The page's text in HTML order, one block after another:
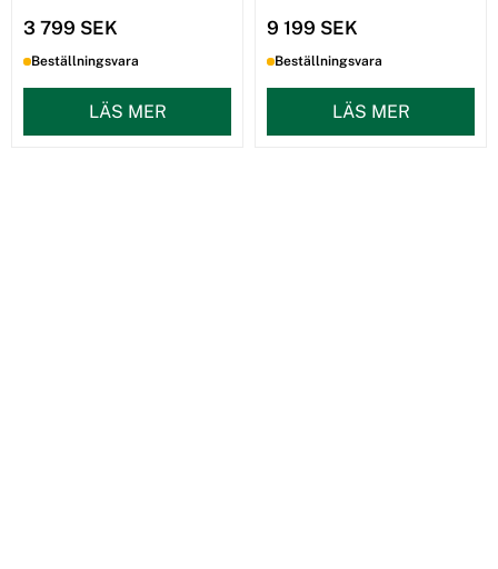
3 799 SEK
Beställningsvara
LÄS MER
9 199 SEK
Beställningsvara
LÄS MER